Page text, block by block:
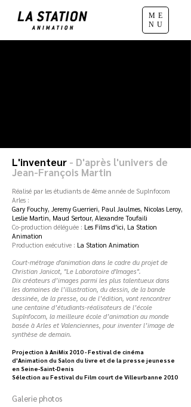
ME
NU
L'inventeur - D'après l'univers de
Jean-François Martin
Réalisé par les étudiants de 4ème année de SupInfocom
Arles :
Gary Fouchy, Jeremy Guerrieri, Paul Jaulmes, Nicolas Leroy,
Leslie Martin, Maud Sertour, Alexandre Toufaili
Co-production déléguée : Les Films d'ici, La Station
Animation
Production exécutive : La Station Animation
Court-métrage d'animation dans le cadre du projet de
Christian Janicot, "Le Laboratoire d'Images".
Dix créateurs d’images parmi les plus talentueux dans
les domaines de l’illustration, du dessin,​​ de la bande
dessinée, de la presse, ou de l’édition, vont rencontrer
une centaine d’étudiants-réalisateurs de l’école
SupInfocom, la meilleure école d’animation au monde
basée à Arles et Valenciennes, pour inventer l’image de
synthèse de demain.​
Projection à AniMix 2010 - Festival de cinéma
d'Animation du Salon du livre et de la presse jeunesse
en Seine-Saint-Denis
Sélection au Festival du Film court de Villeurbanne 2010​​
Galerie photos